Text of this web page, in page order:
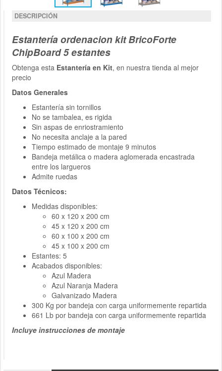
DESCRIPCIÓN
Estantería ordenacion kit BricoForte
ChipBoard 5 estantes
Obtenga esta Estantería en Kit, en nuestra tienda al mejor
precio
Datos Generales
Estantería sin tornillos
No se tambalea, es rigida
Sin aspas de enriostramiento
No necesita anclaje a la pared
Tiempo estimado de montaje 9 minutos
Bandeja metálica o madera aglomerada encastrada
entre los largueros
Admite ruedas
Datos Técnicos:
Medidas disponibles:
60 x 120 x 200 cm
45 x 120 x 200 cm
60 x 100 x 200 cm
45 x 100 x 200 cm
Estantes: 5
Acabados disponibles:
Azul Madera
Azul Naranja Madera
Galvanizado Madera
300 Kg por bandeja con carga uniformemente repartida
661 Lb por bandeja con carga uniformemente repartida
Incluye instrucciones de montaje